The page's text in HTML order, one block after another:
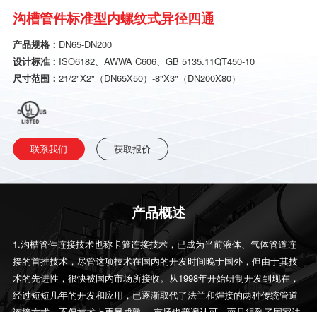
沟槽管件标准型内螺纹式异径四通
产品规格： DN65-DN200
设计标准： ISO6182、AWWA C606、GB 5135.11QT450-10
尺寸范围： 21/2"X2"（DN65X50）-8"X3"（DN200X80）
联系我们 获取报价
产品概述
1.沟槽管件连接技术也称卡箍连接技术，已成为当前液体、气体管道连
接的首推技术，尽管这项技术在国内的开发时间晚于国外，但由于其技
术的先进性，很快被国内市场所接收。从1998年开始研制开发到现在，
经过短短几年的开发和应用，已逐渐取代了法兰和焊接的两种传统管道